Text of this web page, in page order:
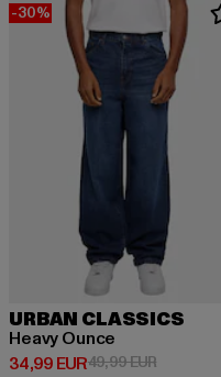
-30%
URBAN CLASSICS
Heavy Ounce
34,99 EUR
Derzeitiger Preis: 34,99 EUR
49,99 EUR